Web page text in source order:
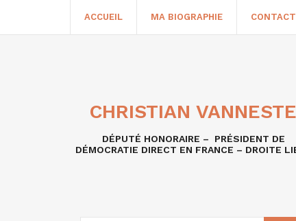
ACCUEIL MA BIOGRAPHIE CONTACT
CHRISTIAN VANNESTE
DÉPUTÉ HONORAIRE – PRÉSIDENT DE
DÉMOCRATIE DIRECT EN FRANCE – DROITE